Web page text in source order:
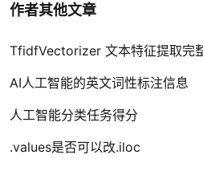
作者其他文章
TfidfVectorizer 文本特征提取完
AI人工智能的英文词性标注信息
人工智能分类任务得分
.values是否可以改.iloc